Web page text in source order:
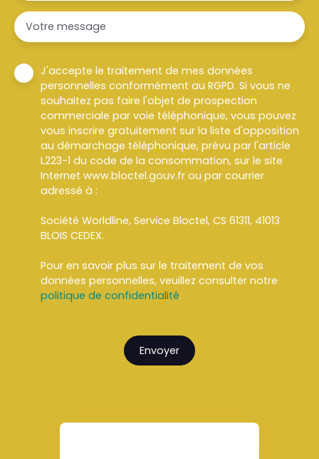
Votre message
J'accepte le traitement de mes données
personnelles conformément au RGPD. Si vous ne
souhaitez pas faire l'objet de prospection
commerciale par voie téléphonique, vous pouvez
vous inscrire gratuitement sur la liste d'opposition
au démarchage téléphonique, prévu par l'article
L223-1 du code de la consommation, sur le site
Internet www.bloctel.gouv.fr ou par courrier
adressé à :
Société Worldline, Service Bloctel, CS 61311, 41013
BLOIS CEDEX.
Pour en savoir plus sur le traitement de vos
données personnelles, veuillez consulter notre
politique de confidentialité.
Envoyer